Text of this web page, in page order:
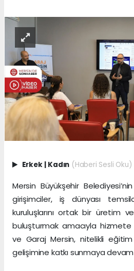
Erkek | Kadın (Haberi Sesli Oku)
Mersin Büyükşehir
girişimciler, iş dünyası
kuruluşlarını ortak bir üretim
buluşturmak amacıyla hizmete
ve Garaj Mersin, nitelikli
gelişimine katkı sunmaya